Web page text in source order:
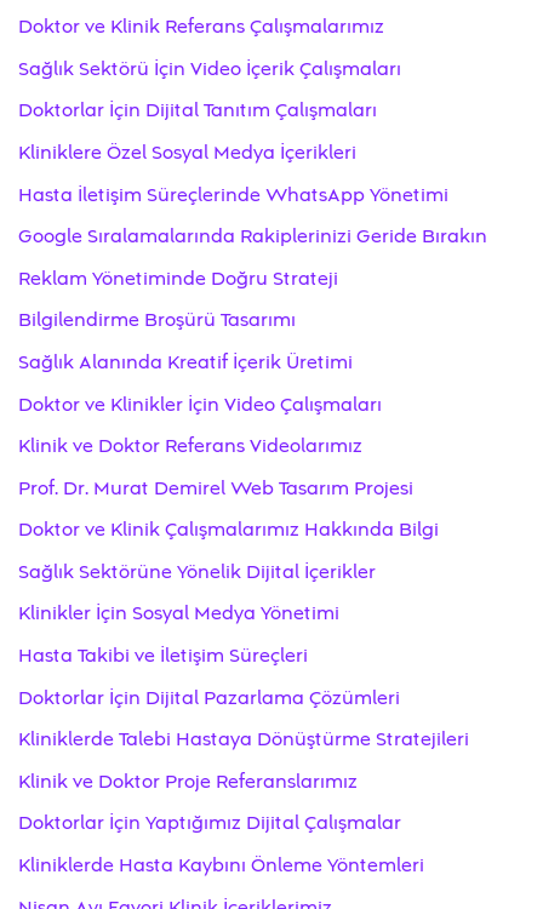
Doktor ve Klinik Referans Çalışmalarımız
Sağlık Sektörü İçin Video İçerik Çalışmaları
Doktorlar İçin Dijital Tanıtım Çalışmaları
Kliniklere Özel Sosyal Medya İçerikleri
Hasta İletişim Süreçlerinde WhatsApp Yönetimi
Google Sıralamalarında Rakiplerinizi Geride Bırakın
Reklam Yönetiminde Doğru Strateji
Bilgilendirme Broşürü Tasarımı
Sağlık Alanında Kreatif İçerik Üretimi
Doktor ve Klinikler İçin Video Çalışmaları
Klinik ve Doktor Referans Videolarımız
Prof. Dr. Murat Demirel Web Tasarım Projesi
Doktor ve Klinik Çalışmalarımız Hakkında Bilgi
Sağlık Sektörüne Yönelik Dijital İçerikler
Klinikler İçin Sosyal Medya Yönetimi
Hasta Takibi ve İletişim Süreçleri
Doktorlar İçin Dijital Pazarlama Çözümleri
Kliniklerde Talebi Hastaya Dönüştürme Stratejileri
Klinik ve Doktor Proje Referanslarımız
Doktorlar İçin Yaptığımız Dijital Çalışmalar
Kliniklerde Hasta Kaybını Önleme Yöntemleri